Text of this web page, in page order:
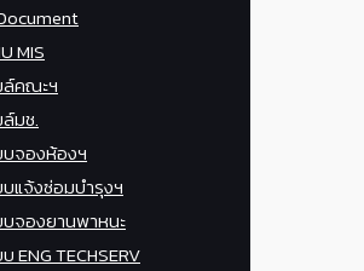
MIS
ล์คณะฯ
มช.
บจองห้องฯ
บแจ้งซ่อมบำรุงฯ
บจองยานพาหนะ
ENG TECHSERV